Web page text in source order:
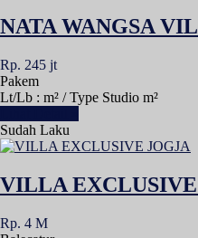
NATA WANGSA
Rp. 245 jt
Pakem
Lt/Lb : m² / Type Studio m²
Sudah Laku
VILLA
Rp. 4 M